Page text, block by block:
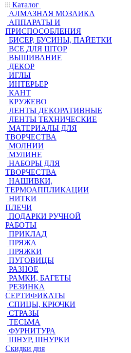
Каталог
АЛМАЗНАЯ МОЗАИКА
АППАРАТЫ И
ПРИСПОСОБЛЕНИЯ
БИСЕР, БУСИНЫ, ПАЙЕТКИ
ВСЕ ДЛЯ ШТОР
ВЫШИВАНИЕ
ДЕКОР
ИГЛЫ
ИНТЕРЬЕР
КАНТ
КРУЖЕВО
ЛЕНТЫ ДЕКОРАТИВНЫЕ
ЛЕНТЫ ТЕХНИЧЕСКИЕ
МАТЕРИАЛЫ ДЛЯ
ТВОРЧЕСТВА
МОЛНИИ
МУЛИНЕ
НАБОРЫ ДЛЯ
ТВОРЧЕСТВА
НАШИВКИ,
ТЕРМОАППЛИКАЦИИ
НИТКИ
ПЛЕЧИ
ПОДАРКИ РУЧНОЙ
РАБОТЫ
ПРИКЛАД
ПРЯЖА
ПРЯЖКИ
ПУГОВИЦЫ
РАЗНОЕ
РАМКИ, БАГЕТЫ
РЕЗИНКА
СЕРТИФИКАТЫ
СПИЦЫ, КРЮЧКИ
СТРАЗЫ
ТЕСЬМА
ФУРНИТУРА
ШНУР, ШНУРКИ
Скидки дня